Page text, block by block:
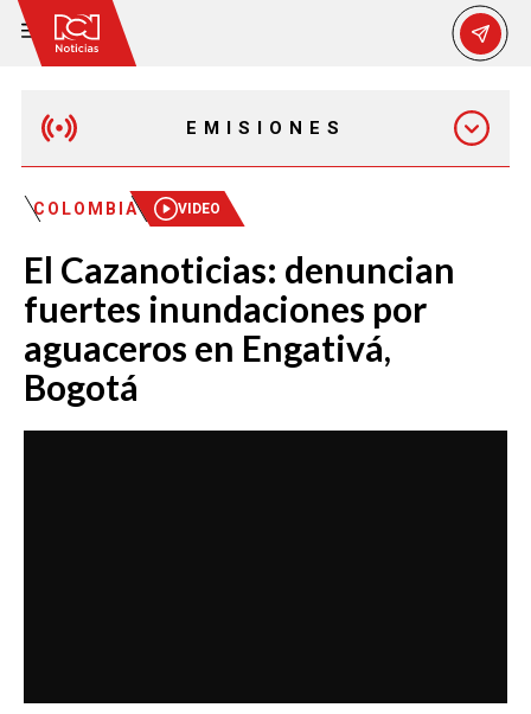
EMISIONES
MAÑANA EXPRESS
EMISIÓN 12:30 PM
EMISIÓN 7:00 PM
EMISIÓN 11:30 PM
COLOMBIA VIDEO
El Cazanoticias: denuncian
fuertes inundaciones por
aguaceros en Engativá,
Bogotá